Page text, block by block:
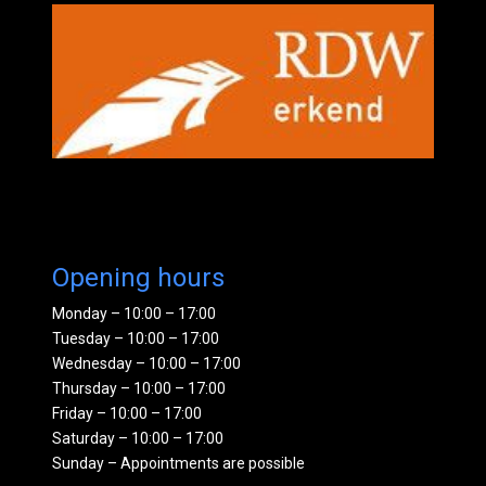
Opening hours
Monday – 10:00 – 17:00
Tuesday – 10:00 – 17:00
Wednesday – 10:00 – 17:00
Thursday – 10:00 – 17:00
Friday – 10:00 – 17:00
Saturday – 10:00 – 17:00
Sunday – Appointments are possible